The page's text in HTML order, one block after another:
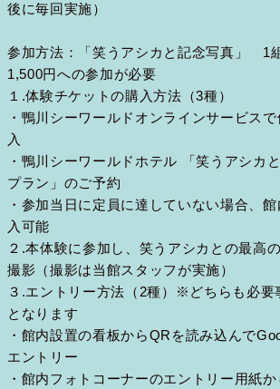
後に毎回実施）
参加方法：「笑うアシカと記念写真」 1
1,500円への参加が必要
１.体験チケットの購入方法（3種）
・鴨川シーワールドオンラインサービス
入
・鴨川シーワールドホテル 「笑うアシカ
プラン」のご予約
・参加当日に定員に達していない場合、
入可能
２.本体験に参加し、笑うアシカとの最高
撮影（撮影は当館スタッフが実施）
３.エントリー方法（2種）※どちらも必要
となります
・館内設置の看板からQRを読み込んで
エントリー
・館内フォトコーナーのエントリー用紙